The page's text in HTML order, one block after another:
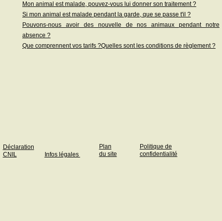
Mon animal est malade, pouvez-vous lui donner son traitement ?
Si mon animal est malade pendant la garde, que se passe t'il ?
Pouvons-nous avoir des nouvelle de nos animaux pendant notre
absence ?
Que comprennent vos tarifs ?Quelles sont les conditions de règlement ?
Déclaration
CNIL
Infos légales
Plan
du site
Politique de
confidentialité